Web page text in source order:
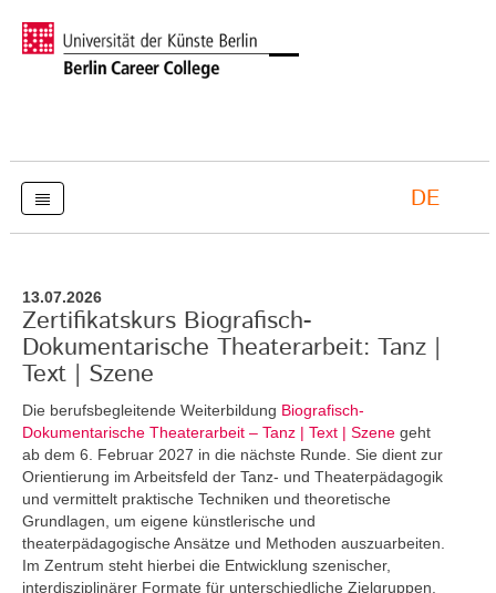
DE
13.07.2026
Zertifikatskurs Biografisch-
Dokumentarische Theaterarbeit: Tanz |
Text | Szene
Die berufsbegleitende Weiterbildung Biografisch-
Dokumentarische Theaterarbeit – Tanz | Text | Szene geht
ab dem 6. Februar 2027 in die nächste Runde. Sie dient zur
Orientierung im Arbeitsfeld der Tanz- und Theaterpädagogik
und vermittelt praktische Techniken und theoretische
Grundlagen, um eigene künstlerische und
theaterpädagogische Ansätze und Methoden auszuarbeiten.
Im Zentrum steht hierbei die Entwicklung szenischer,
interdisziplinärer Formate für unterschiedliche Zielgruppen.